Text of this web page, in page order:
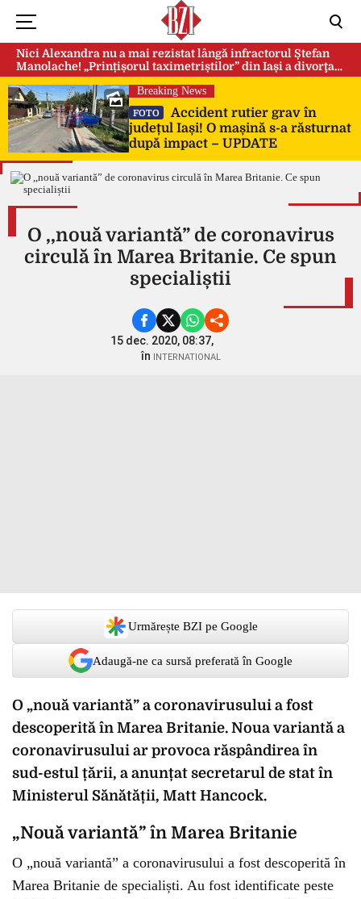
Nici Alexandra nu a mai rezistat lângă infractorul Ștefan
Manolache! „Prințișorul taximetriștilor” din Iași a divorţat
după doi ani de căsnicie
Breaking News
FOTO
Accident rutier grav în
județul Iași! O mașină s-a răsturnat
după impact – UPDATE
O ,,nouă variantă” de coronavirus
circulă în Marea Britanie. Ce spun
specialiștii
15 dec. 2020, 08:37,
în INTERNATIONAL
Urmărește BZI pe Google
Adaugă-ne ca sursă preferată în Google
O „nouă variantă” a coronavirusului a fost
descoperită în Marea Britanie. Noua variantă a
coronavirusului ar provoca răspândirea în
sud-estul țării, a anunțat secretarul de stat în
Ministerul Sănătății, Matt Hancock.
„Nouă variantă” în Marea Britanie
O „nouă variantă” a coronavirusului a fost descoperită în
Marea Britanie de specialiști. Au fost identificate peste